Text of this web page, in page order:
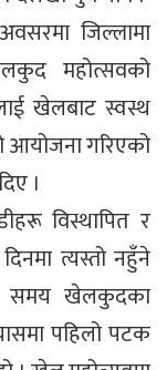
जिल्लामा
महोत्सवको
खेलबाट स्वस्थ
आयोजना गरिएको
।
विस्थापित र
त्यस्तो नहुँने
समय खेलकुदका
पहिलो पटक